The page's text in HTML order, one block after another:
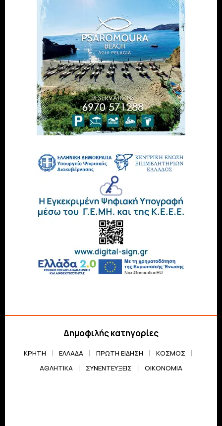
Δημοφιλής κατηγορίες
ΚΡΗΤΗ ΕΛΛΆΔΑ ΠΡΏΤΗ ΕΊΔΗΣΗ
ΚΌΣΜΟΣ
ΑΘΛΗΤΙΚΆ
ΣΥΝΕΝΤΕΎΞΕΙΣ ΟΙΚΟΝΟΜΊΑ